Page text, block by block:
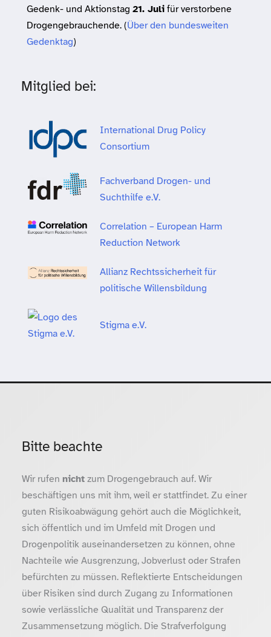
Gedenk- und Aktionstag 21. Julifür verstorbene
Drogengebrauchende. (Über den bundesweiten
Gedenktag)
Mitglied bei:
International Drug Policy
Consortium
Fachverband Drogen- und
Suchthilfe e.V.
Correlation – European Harm
Reduction Network
Allianz Rechtssicherheit für
politische Willensbildung
Stigma e.V.
Bitte beachte
Wir rufen nichtzum Drogengebrauch auf. Wir
beschäftigen uns mit ihm, weil er stattfindet. Zu einer
guten Risikoabwägung gehört auch die Möglichkeit,
sich öffentlich und im Umfeld mit Drogen und
Drogenpolitik auseinandersetzen zu können, ohne
Nachteile wie Ausgrenzung, Jobverlust oder Strafen
befürchten zu müssen. Reflektierte Entscheidungen
über Risiken sind durch Zugang zu Informationen
sowie verlässliche Qualität und Transparenz der
Zusammensetzung möglich. Die Strafverfolgung